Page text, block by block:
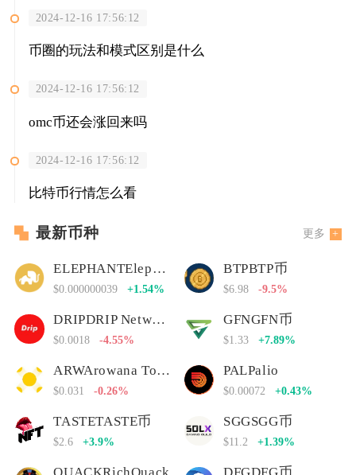
2024-12-16 17:56:12
币圈的玩法和模式区别是什么
2024-12-16 17:56:12
omc币还会涨回来吗
2024-12-16 17:56:12
比特币行情怎么看
最新币种 更多
ELEPHANTElephant Money
$0.000000039 +1.54%
BTPBTP币
$6.98 -9.5%
DRIPDRIP Network
$0.0018 -4.55%
GFNGFN币
$1.33 +7.89%
ARWArowana Token
$0.031 -0.26%
PALPalio
$0.00072 +0.43%
TASTETASTE币
$2.6 +3.9%
SGGSGG币
$11.2 +1.39%